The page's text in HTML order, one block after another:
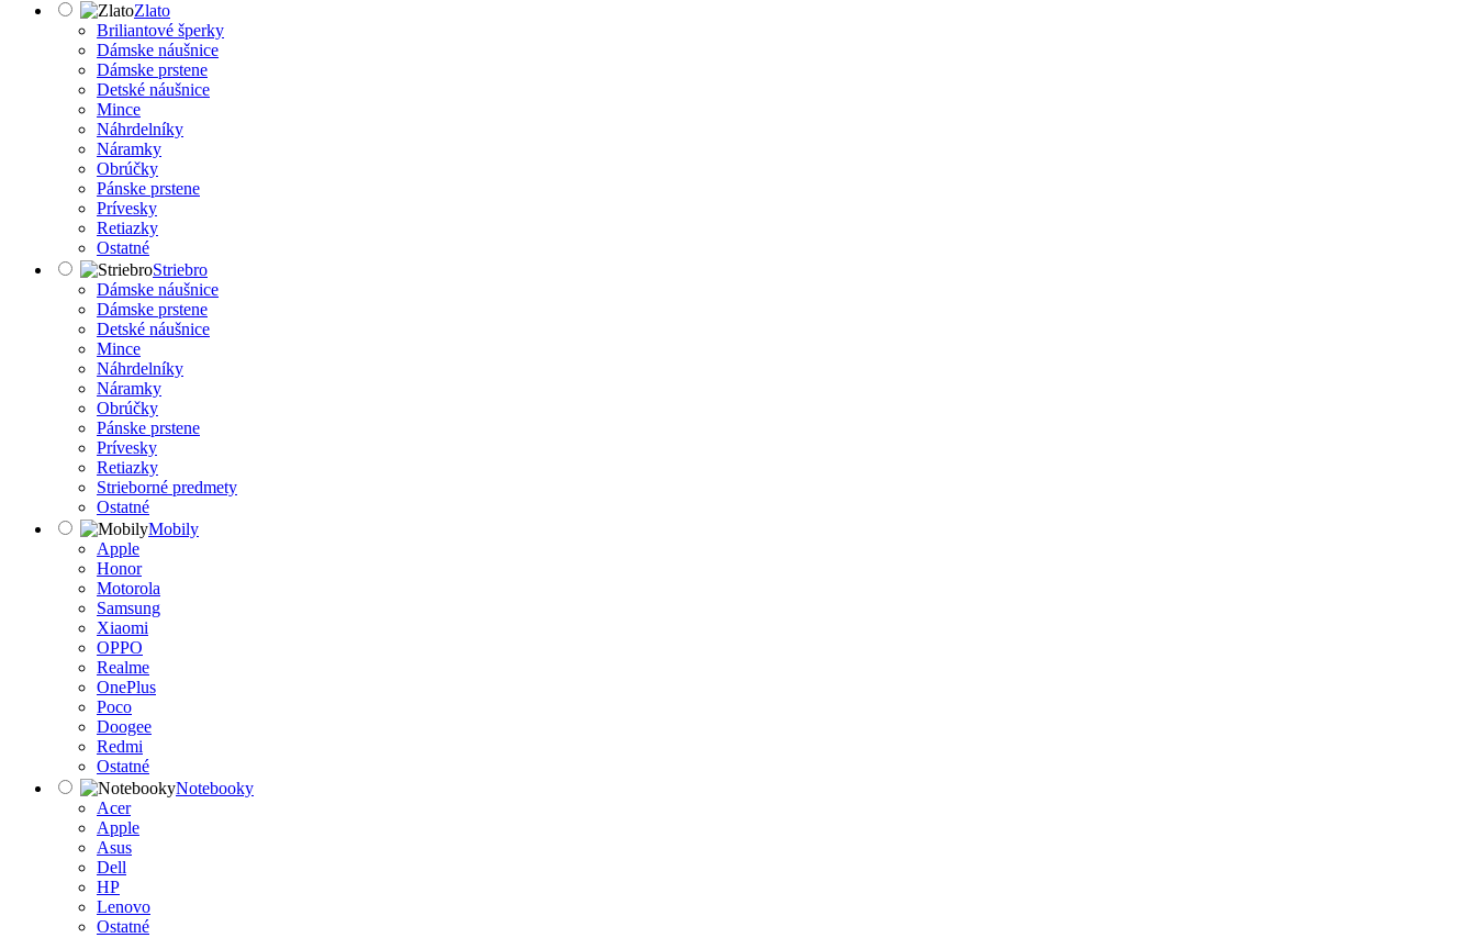
Zlato
Briliantové šperky
Dámske náušnice
Dámske prstene
Detské náušnice
Mince
Náhrdelníky
Náramky
Obrúčky
Pánske prstene
Prívesky
Retiazky
Ostatné
Striebro
Dámske náušnice
Dámske prstene
Detské náušnice
Mince
Náhrdelníky
Náramky
Obrúčky
Pánske prstene
Prívesky
Retiazky
Strieborné predmety
Ostatné
Mobily
Apple
Honor
Motorola
Samsung
Xiaomi
OPPO
Realme
OnePlus
Poco
Doogee
Redmi
Ostatné
Notebooky
Acer
Apple
Asus
Dell
HP
Lenovo
Ostatné